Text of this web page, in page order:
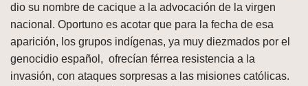
dio su nombre de cacique a la advocación de la virgen
nacional. Oportuno es acotar que para la fecha de esa
aparición, los grupos indígenas, ya muy diezmados por el
genocidio español, ofrecían férrea resistencia a la
invasión, con ataques sorpresas a las misiones católicas.